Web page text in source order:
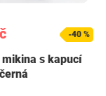
-40 %
mikina s kapucí